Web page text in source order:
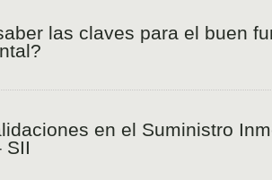
las claves para el buen
en el Suministro
SII